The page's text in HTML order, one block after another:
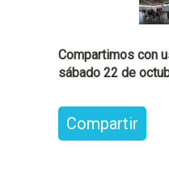
Compartimos con
sábado 22 de
Compartir